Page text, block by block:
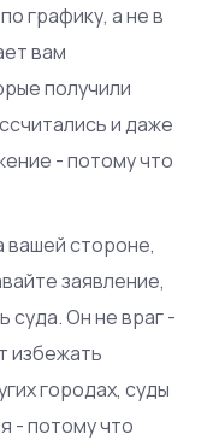
графику, а не в
вам
получили
и даже
- потому что
вашей стороне,
заявление,
суда. Он не враг -
избежать
городах, суды
- потому что